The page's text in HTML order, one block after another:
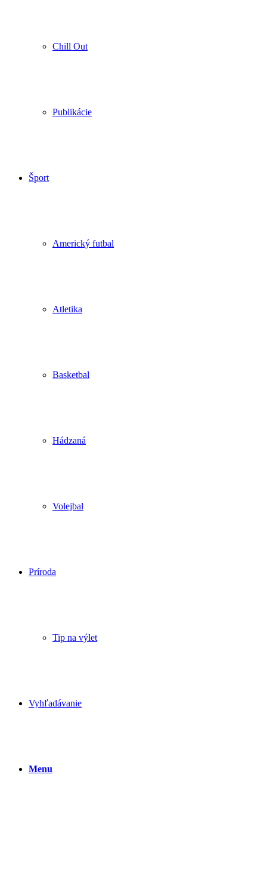
Chill Out
Publikácie
Šport
Americký futbal
Atletika
Basketbal
Hádzaná
Volejbal
Príroda
Tip na výlet
Vyhľadávanie
Menu